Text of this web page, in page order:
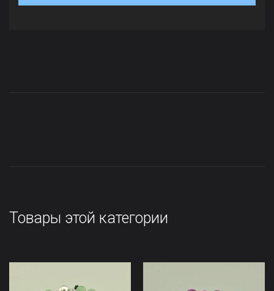
Товары этой категории